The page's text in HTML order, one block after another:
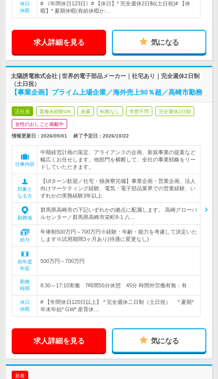
休日
休暇
# 《年間休日123日》# 【休日】* 完全週休2日制(土日祝)# 【休
暇】* 夏期休暇(有給休暇か…
求人詳細を見る 気になる
太陽誘電株式会社 | 世界的電子部品メーカー｜社宅あり｜完全週休2日制
（土日祝）
【事業企画】プライム上場企業／海外売上90％超／高崎市勤務
正社員 業種未経験OK 急募 転勤なし 学歴不問 完全週休2日制
女性のおしごと掲載中
情報更新日：2026/05/01 終了予定日： 2026/10/22
仕事内容
中期経営計画の策定、アライアンスの企画、新規事業の提案など
幅広くお任せします。他部門を横断して、全社の事業戦略をリー
ドしていただきます。
対象と
なる方
【UIターン歓迎／社宅・独身寮完備】事業企画・営業企画、法人
向けマーケティング経験、電気・電子部品業界での営業経験、い
ずれかの実務経験3年以上
勤務地
群馬県高崎市の下記いずれかの拠点に配属します。 高崎グローバ
ルセンター／群馬県高崎市栄町8-1 八…
給与
年俸制500万円～700万円※経験・年齢・能力を考慮して決定いた
します※試用期間3ヶ月あり(待遇に変更なし)
初年度
年収
500万円～700万円
勤務
時間
8:30～17:10実働 7時間55分休憩 45分 時間外労働有無：有
休日
休暇
# 【年間休日120日以上】 * 完全週休二日制（土日祝） * 夏期*
年末年始* GW* 産育休…
求人詳細を見る 気になる
新着